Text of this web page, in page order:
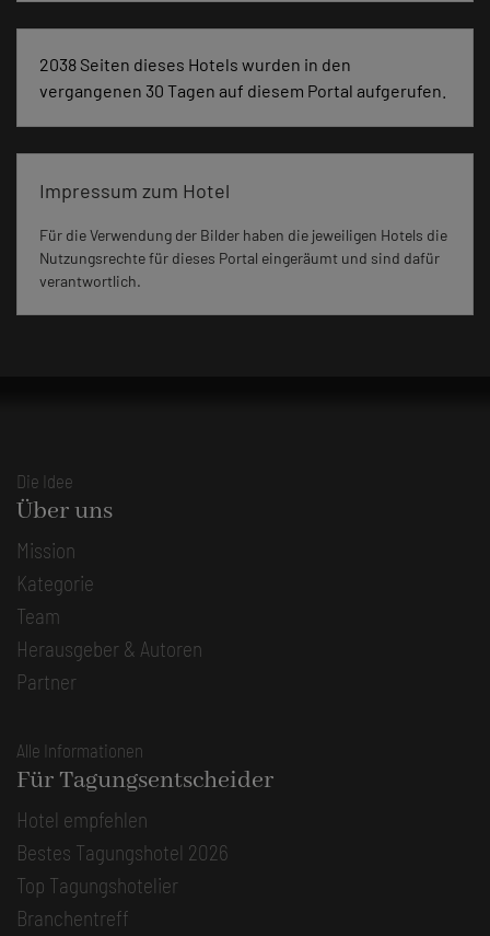
2038 Seiten dieses Hotels wurden in den
vergangenen 30 Tagen auf diesem Portal aufgerufen.
Impressum zum Hotel
Für die Verwendung der Bilder haben die jeweiligen Hotels die
Nutzungsrechte für dieses Portal eingeräumt und sind dafür
verantwortlich.
Die Idee
Über uns
Mission
Kategorie
Team
Herausgeber & Autoren
Partner
Alle Informationen
Für Tagungsentscheider
Hotel empfehlen
Bestes Tagungshotel 2026
Top Tagungshotelier
Branchentreff